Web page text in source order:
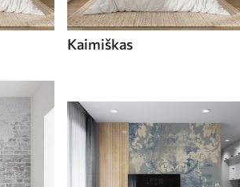
Kaimiškas